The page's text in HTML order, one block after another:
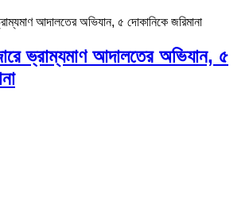
ভ্রাম্যমাণ আদালতের অভিযান, ৫